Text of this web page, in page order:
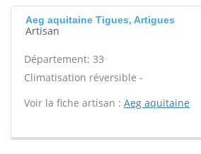
Aeg aquitaine Tigues, Artigues
Artisan
Département: 33
Climatisation réversible -
Voir la fiche artisan : Aeg aquitaine